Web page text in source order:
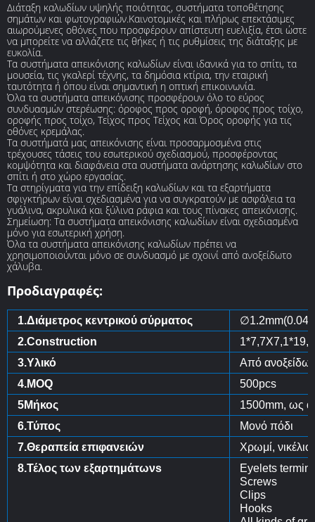
Διάταξη καλωδίων υψηλής ποιότητας, συστήματα τοποθέτησης
σημάτων και φωτογραφιών.Καινοτομικές και πλήρως επεκτάσιμες
αιωρούμενες οθόνες που προσφέρουν απίστευτη ευελιξία, έτσι ώστε
να μπορείτε να αλλάζετε τις θήκες ή τις ρυθμίσεις της διάταξης με
ευκολία.
Τα συστήματα απεικόνισης καλωδίων είναι ιδανικά για το σπίτι, τα
μουσεία, τις γκαλερί τέχνης, τα δημόσια κτίρια, την εταιρική
ταυτότητα ή όπου είναι σημαντική η οπτική επικοινωνία.
Όλα τα συστήματα απεικόνισης προσφέρουν όλο το εύρος
συνδυασμών στερέωσης: όροφος προς οροφή, όροφος προς τοίχο,
οροφής προς τοίχο, Τείχος προς Τείχος και Όρος οροφής για τις
οθόνες κρεμάλας.
Τα συστήματά μας απεικόνισης είναι προσαρμοσμένα στις
τρέχουσες τάσεις του εσωτερικού σχεδιασμού, προσφέροντας
κομψότητα και διαφάνεια στα συστήματα ανάρτησης καλωδίων στο
σπίτι ή στο χώρο εργασίας.
Τα στηρίγματα για την επίδειξη καλωδίων και τα εξαρτήματα
σφιγκτήρων είναι σχεδιασμένα για να συγκρατούν με ασφάλεια τα
γυάλινα, ακρυλικά και ξύλινα ράφια και τους πίνακες απεικόνισης.
Σημείωση: Τα συστήματα απεικόνισης καλωδίων είναι σχεδιασμένα
μόνο για εσωτερική χρήση.
Όλα τα συστήματα απεικόνισης καλωδίων πρέπει να
χρησιμοποιούνται μόνο σε συνδυασμό με σχοινί από ανοξείδωτο
χάλυβα.
Προδιαγραφές:
1.Διάμετρος κεντρικού σύρματος
2.Construction
3.Υλικό
Από
4.MOQ
500pcs
5Μήκος
1500mm, ως
6.Τύπος
Μονό πόδι
7.Θεραπεία επιφανειών
Χρωμί,
8.Τέλος των εξαρτημάτωνs
Eyelets
Screws
Clips
Hooks